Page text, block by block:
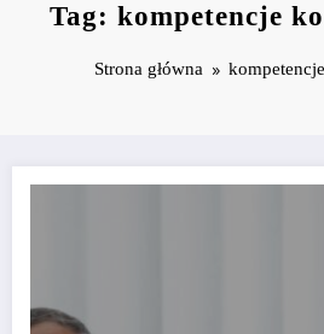
Tag: kompetencje
Strona główna